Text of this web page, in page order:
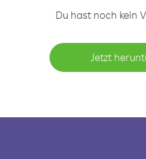
Du hast noch kein
Jetzt